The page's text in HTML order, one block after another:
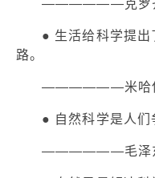
——————克罗
● 生活给科学提出
路。
——————米哈伊
● 自然科学是人们
——————毛泽